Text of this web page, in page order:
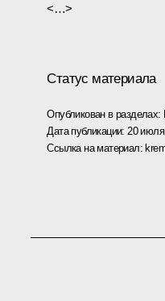
<…>
Статус материала
Опубликован в разделах:
Дата публикации: 20 июля
Ссылка на материал: